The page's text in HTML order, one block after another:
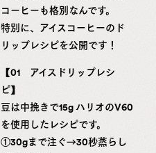
コーヒーも格別なんです。
特別に、アイスコーヒーのド
リップレシピを公開です！
【01 アイスドリップレシ
ピ】
豆は中挽きで15g ハリオのV60
を使用したレシピです。
①30gまで注ぐ→30秒蒸らし